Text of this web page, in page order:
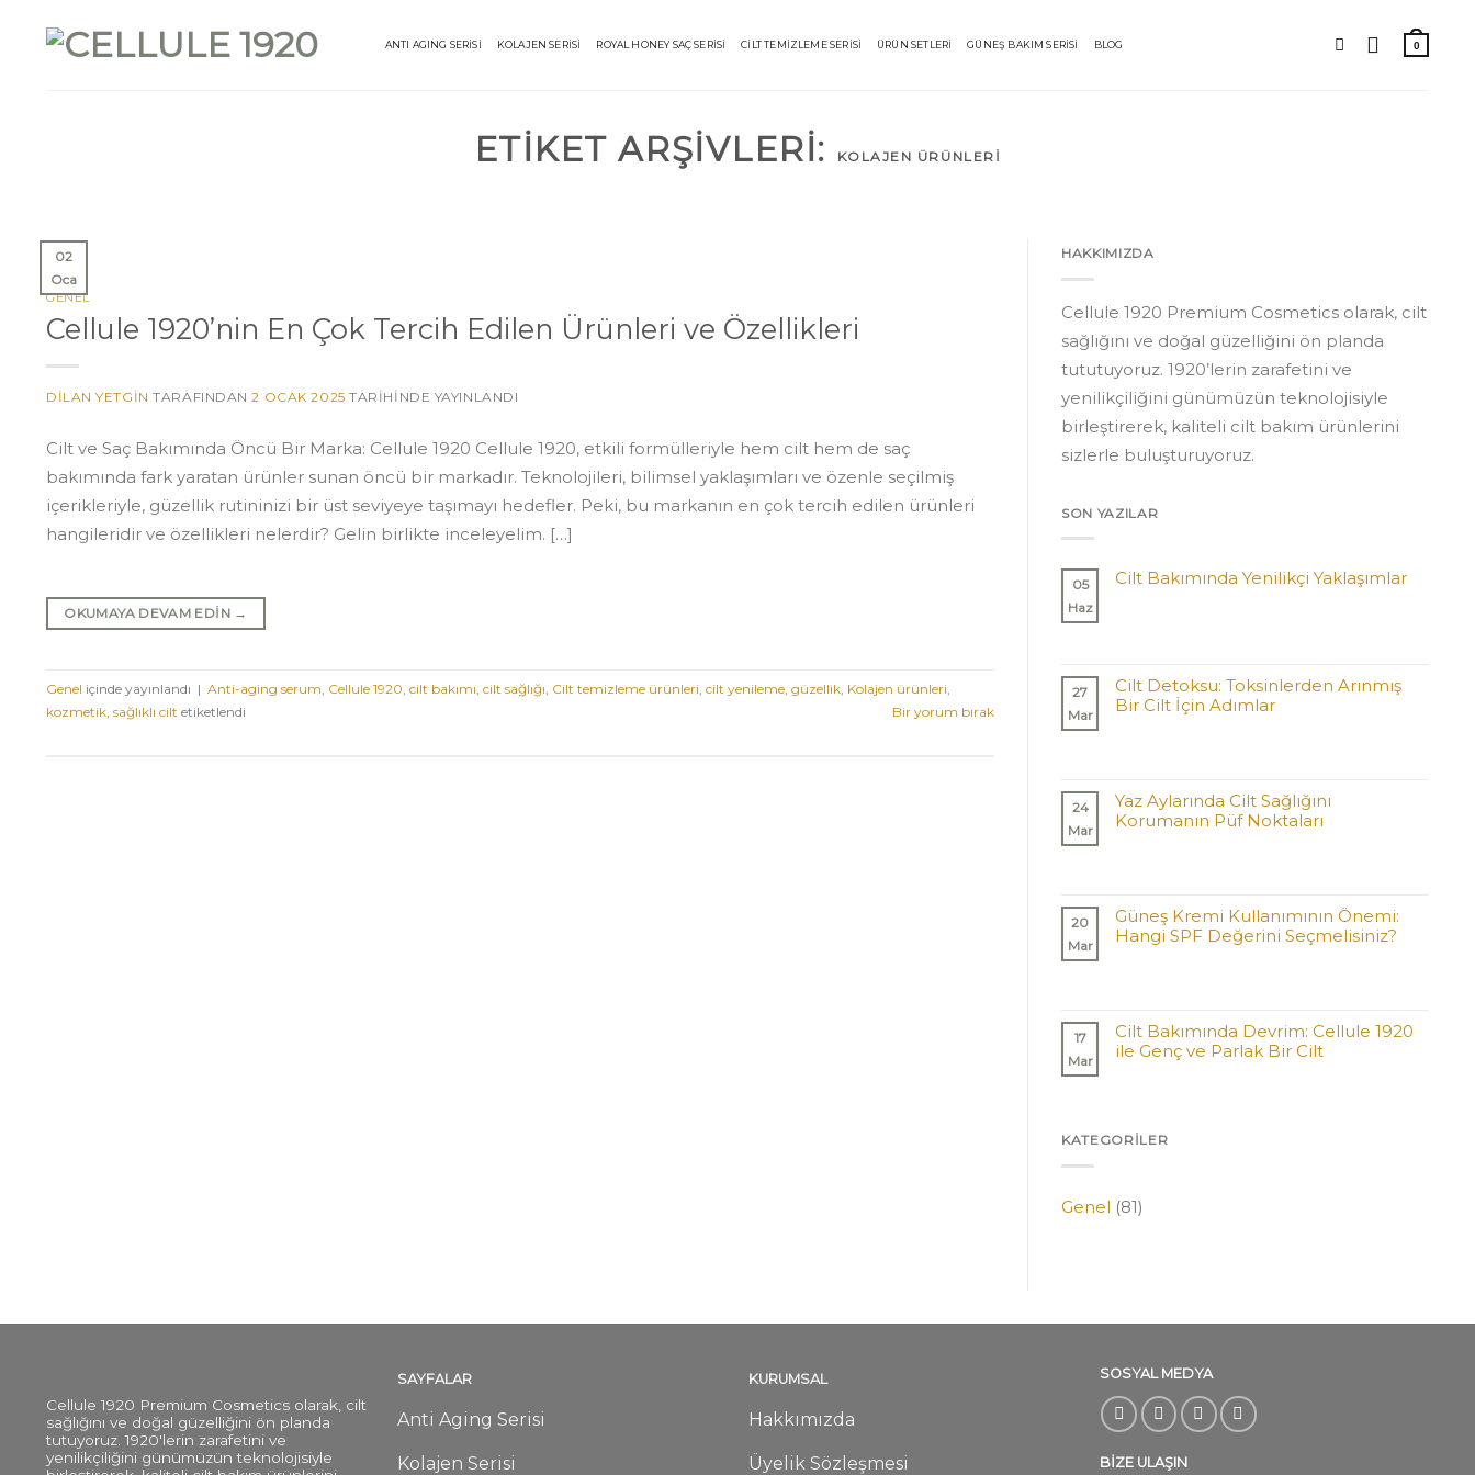
ANTI AGING SERİSİ KOLAJEN SERİSİ ROYAL HONEY SAÇ SERİSİ CİLT TEMİZLEME SERİSİ ÜRÜN SETLERİ GÜNEŞ BAKIM SERİSİ BLOG
ETIKET ARŞIVLERI: KOLAJEN ÜRÜNLERI
02
Oca
GENEL
Cellule 1920’nin En Çok Tercih Edilen Ürünleri ve Özellikleri
DILAN YETGIN TARAFINDAN 2 OCAK 2025 TARIHINDE YAYINLANDI
Cilt ve Saç Bakımında Öncü Bir Marka: Cellule 1920 Cellule 1920, etkili formülleriyle hem cilt hem de saç
bakımında fark yaratan ürünler sunan öncü bir markadır. Teknolojileri, bilimsel yaklaşımları ve özenle seçilmiş
içerikleriyle, güzellik rutininizi bir üst seviyeye taşımayı hedefler. Peki, bu markanın en çok tercih edilen ürünleri
hangileridir ve özellikleri nelerdir? Gelin birlikte inceleyelim. […]
OKUMAYA DEVAM EDIN →
Genel içinde yayınlandı | Anti-aging serum Cellule 1920 cilt bakımı cilt sağlığı Cilt temizleme ürünleri cilt yenileme güzellik Kolajen ürünleri
kozmetik sağlıklı cilt etiketlendi Bir yorum bırak
HAKKIMIZDA
Cellule 1920 Premium Cosmetics olarak, cilt
sağlığını ve doğal güzelliğini ön planda
tututuyoruz. 1920’lerin zarafetini ve
yenilikçiliğini günümüzün teknolojisiyle
birleştirerek, kaliteli cilt bakım ürünlerini
sizlerle buluşturuyoruz.
SON YAZILAR
05
Haz
Cilt Bakımında Yenilikçi Yaklaşımlar
27
Mar
Cilt Detoksu: Toksinlerden Arınmış
Bir Cilt İçin Adımlar
24
Mar
Yaz Aylarında Cilt Sağlığını
Korumanın Püf Noktaları
20
Mar
Güneş Kremi Kullanımının Önemi:
Hangi SPF Değerini Seçmelisiniz?
17
Mar
Cilt Bakımında Devrim: Cellule 1920
ile Genç ve Parlak Bir Cilt
KATEGORILER
Genel (81)
Cellule 1920 Premium Cosmetics olarak, cilt
sağlığını ve doğal güzelliğini ön planda
tutuyoruz. 1920'lerin zarafetini ve
yenilikçiliğini günümüzün teknolojisiyle
SAYFALAR
Anti Aging Serisi
Kolajen Serisi
KURUMSAL
Hakkımızda
Üyelik Sözleşmesi
SOSYAL MEDYA
BİZE ULAŞIN